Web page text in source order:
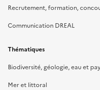
Recrutement, formation,
Communication DREAL
Thématiques
Biodiversité, géologie, eau et
Mer et littoral